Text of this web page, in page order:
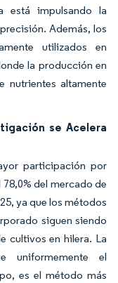
está impulsando la
Además, los
utilizados en
la producción en
nutrientes altamente
se Acelera
participación por
del mercado de
ya que los métodos
siguen siendo
cultivos en hilera. La
uniformemente el
es el método más